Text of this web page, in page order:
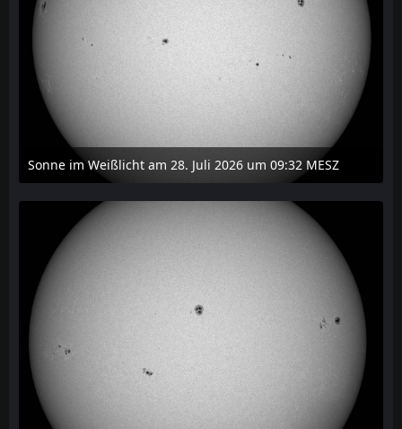
Sonne im Weißlicht am 28. Juli 2026 um 09:32 MESZ
31. Juli 2026 um 20:03